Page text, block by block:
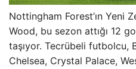
Nottingham Forest’ın Yeni
Wood, bu sezon attığı 12
taşıyor. Tecrübeli futbolcu,
Chelsea, Crystal Palace,